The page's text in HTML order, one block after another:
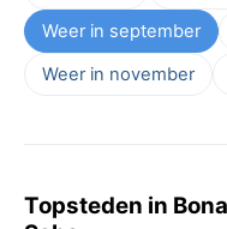
Weer in september
Weer in november
Topsteden in